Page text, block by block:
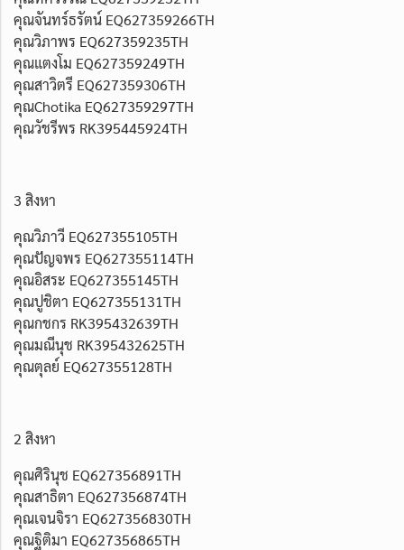
คุณจันทร์ธรัตน์ EQ627359266TH
คุณวิภาพร EQ627359235TH
คุณแตงโม EQ627359249TH
คุณสาวิตรี EQ627359306TH
คุณChotika EQ627359297TH
คุณวัชรีพร RK395445924TH
3 สิงหา
คุณวิภาวี EQ627355105TH
คุณปัญจพร EQ627355114TH
คุณอิสระ EQ627355145TH
คุณปูชิตา EQ627355131TH
คุณกชกร RK395432639TH
คุณมณีนุช RK395432625TH
คุณตุลย์ EQ627355128TH
2 สิงหา
คุณศิรินุช EQ627356891TH
คุณสาธิตา EQ627356874TH
คุณเจนจิรา EQ627356830TH
คุณฐิติมา EQ627356865TH